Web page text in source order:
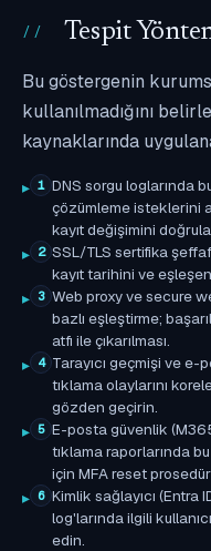
Tespit
Bu göstergenin
kullanılmadığını
kaynaklarında
1 DNS sorgu loglarında
çözümleme isteklerini
kayıt değişimini
2 SSL/TLS sertifika
kayıt tarihini ve
3 Web proxy ve secure
bazlı eşleştirme;
atfı ile çıkarılması.
4 Tarayıcı geçmişi ve
tıklama olaylarını
gözden geçirin.
5 E-posta güvenlik
tıklama raporlarında
için MFA reset
6 Kimlik sağlayıcı (Entra
log'larında ilgili
edin.